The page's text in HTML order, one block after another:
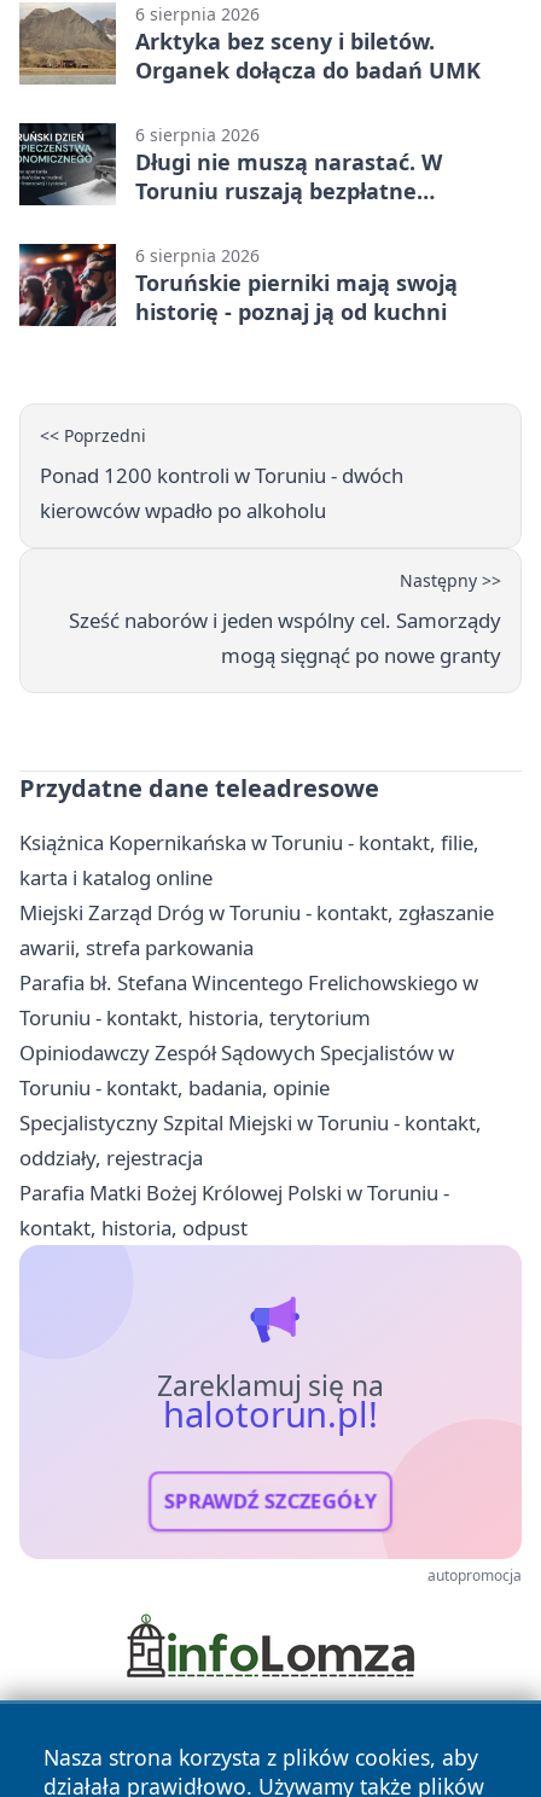
6 sierpnia 2026
Arktyka bez sceny i biletów.
Organek dołącza do badań UMK
6 sierpnia 2026
Długi nie muszą narastać. W
Toruniu ruszają bezpłatne
6 sierpnia 2026
Toruńskie pierniki mają swoją
historię - poznaj ją od kuchni
<< Poprzedni
Ponad 1200 kontroli w Toruniu - dwóch
kierowców wpadło po alkoholu
Następny >>
Sześć naborów i jeden wspólny cel. Samorządy
mogą sięgnąć po nowe granty
Przydatne dane teleadresowe
Książnica Kopernikańska w Toruniu - kontakt, filie,
karta i katalog online
Miejski Zarząd Dróg w Toruniu - kontakt, zgłaszanie
awarii, strefa parkowania
Parafia bł. Stefana Wincentego Frelichowskiego w
Toruniu - kontakt, historia, terytorium
Opiniodawczy Zespół Sądowych Specjalistów w
Toruniu - kontakt, badania, opinie
Specjalistyczny Szpital Miejski w Toruniu - kontakt,
oddziały, rejestracja
Parafia Matki Bożej Królowej Polski w Toruniu -
kontakt, historia, odpust
Zareklamuj się na
halotorun.pl!
SPRAWDŹ SZCZEGÓŁY
autopromocja
Nasza strona korzysta z plików cookies, aby
działała prawidłowo. Używamy także plików